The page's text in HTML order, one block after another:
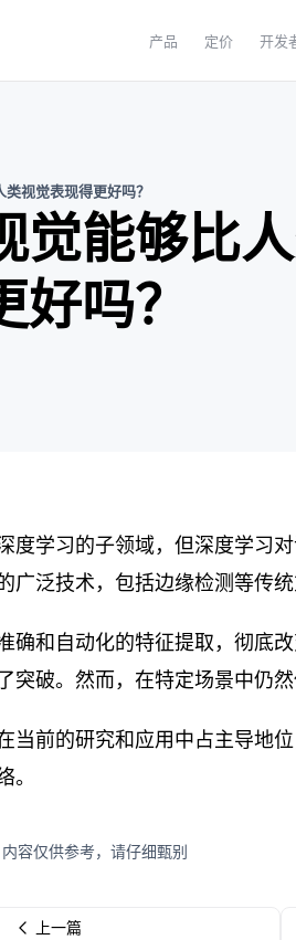
产品 定价 开发
视觉表现得更好吗？
觉能够比
吗？
度学习的子领域，但深度学习
广泛技术，包括边缘检测等传
确和自动化的特征提取，彻底
突破。然而，在特定场景中仍
当前的研究和应用中占主导地
。
容仅供参考，请仔细甄别
上一篇